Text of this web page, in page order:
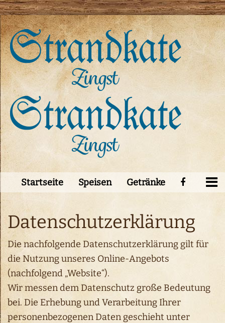
Startseite Speisen Getränke
Datenschutzerklärung
Die nachfolgende Datenschutzerklärung gilt für
die Nutzung unseres Online-Angebots
(nachfolgend „Website“).
Wir messen dem Datenschutz große Bedeutung
bei. Die Erhebung und Verarbeitung Ihrer
personenbezogenen Daten geschieht unter